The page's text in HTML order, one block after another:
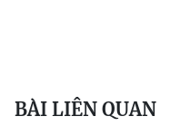
BÀI LIÊN QUAN